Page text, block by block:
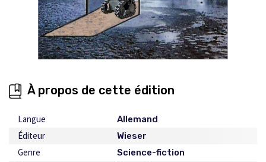
À propos de cette édition
Langue Allemand
Éditeur Wieser
Genre Science-fiction